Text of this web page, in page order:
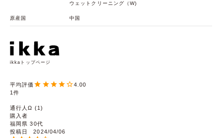
ウェットクリーニング（W)
原産国 中国
ikkaトップページ
4.00
1
通行人Ω
1
購入者
福岡県 30代
投稿日
2024/04/06